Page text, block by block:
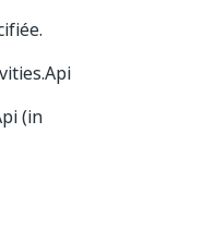
(in